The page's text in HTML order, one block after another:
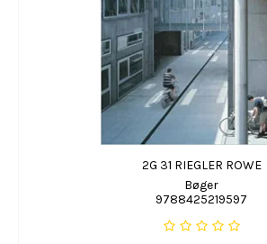
2G 31 RIEGLER ROWE
Bøger
9788425219597